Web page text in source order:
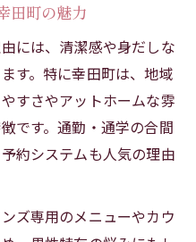
田町の魅力
には、清潔感や身だしな
す。特に幸田町は、地域
すさやアットホームな雰
です。通勤・通学の合間
約システムも人気の理由
ズ専用のメニューやカウ